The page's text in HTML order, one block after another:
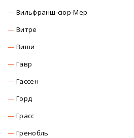
Вильфранш-сюр-Мер
Витре
Виши
Гавр
Гассен
Горд
Грасс
Гренобль